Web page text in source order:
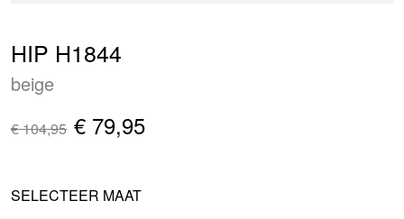
HIP H1844
beige
€ 104,95 € 79,95
SELECTEER MAAT